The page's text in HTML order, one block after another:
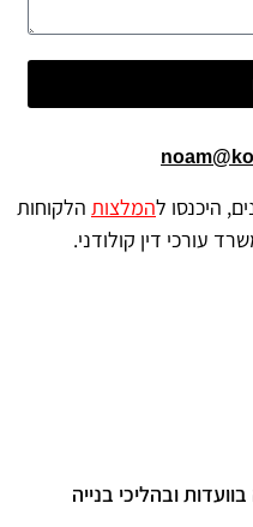
היכנסו להמלצות הלקוחות
עורכי דין קולודני.
ובהליכי בנייה